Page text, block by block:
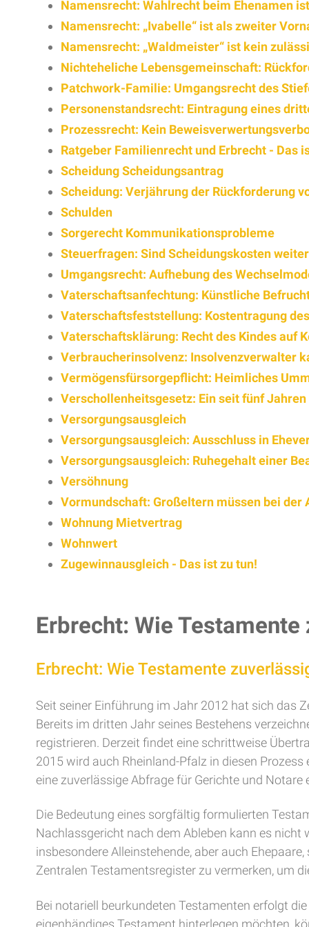
Namensrecht: Wahlrecht beim Ehenamen
Namensrecht: „Ivabelle“ ist als zweiter
Namensrecht: „Waldmeister“ ist kein
Nichteheliche Lebensgemeinschaft:
Patchwork-Familie: Umgangsrecht des
Personenstandsrecht: Eintragung eines
Prozessrecht: Kein
Ratgeber Familienrecht und Erbrecht - Das
Scheidung Scheidungsantrag
Scheidung: Verjährung der Rückforderung
Schulden
Sorgerecht Kommunikationsprobleme
Steuerfragen: Sind Scheidungskosten
Umgangsrecht: Aufhebung des
Vaterschaftsanfechtung: Künstliche
Vaterschaftsfeststellung: Kostentragung
Vaterschaftsklärung: Recht des Kindes auf
Verbraucherinsolvenz: Insolvenzverwalter
Vermögensfürsorgepflicht: Heimliches
Verschollenheitsgesetz: Ein seit fünf
Versorgungsausgleich
Versorgungsausgleich: Ausschluss in
Versorgungsausgleich: Ruhegehalt einer
Versöhnung
Vormundschaft: Großeltern müssen bei der
Wohnung Mietvertrag
Wohnwert
Zugewinnausgleich - Das ist zu tun!
Erbrecht: Wie
Erbrecht: Wie Testamente
Seit seiner Einführung im Jahr 2012 hat sich das
Bereits im dritten Jahr seines Bestehens
registrieren. Derzeit findet eine schrittweise
2015 wird auch Rheinland-Pfalz in diesen
eine zuverlässige Abfrage für Gerichte und Notare
Die Bedeutung eines sorgfältig formulierten
Nachlassgericht nach dem Ableben kann es nicht
insbesondere Alleinstehende, aber auch
Zentralen Testamentsregister zu vermerken, um
Bei notariell beurkundeten Testamenten erfolgt
eigenhändiges Testament hinterlegen möchten,